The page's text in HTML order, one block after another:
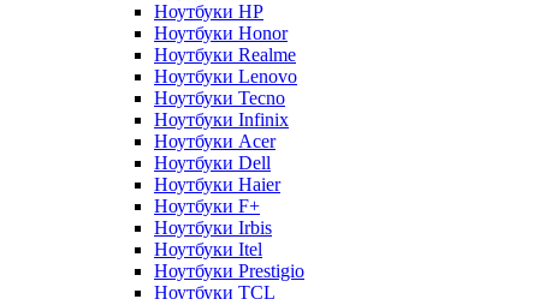
Ноутбуки HP
Ноутбуки Honor
Ноутбуки Realme
Ноутбуки Lenovo
Ноутбуки Tecno
Ноутбуки Infinix
Ноутбуки Acer
Ноутбуки Dell
Ноутбуки Haier
Ноутбуки F+
Ноутбуки Irbis
Ноутбуки Itel
Ноутбуки Prestigio
Ноутбуки TCL